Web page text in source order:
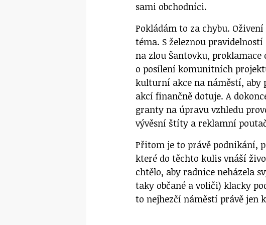
sami obchodníci.
Pokládám to za chybu.
téma. S železnou
na zlou Šantovku,
o posílení komunitních
kulturní akce na náměstí,
akcí finančně dotuje. A
granty na úpravu vzhledu
vývěsní štíty a reklamní
Přitom je to právě podnikání,
které do těchto kulis vnáší
chtělo, aby radnice neházela
taky občané a voliči) klacky
to nejhezčí náměstí právě jen